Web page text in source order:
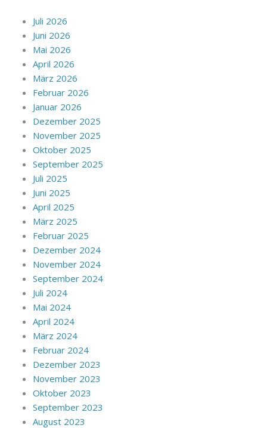
Juli 2026
Juni 2026
Mai 2026
April 2026
März 2026
Februar 2026
Januar 2026
Dezember 2025
November 2025
Oktober 2025
September 2025
Juli 2025
Juni 2025
April 2025
März 2025
Februar 2025
Dezember 2024
November 2024
September 2024
Juli 2024
Mai 2024
April 2024
März 2024
Februar 2024
Dezember 2023
November 2023
Oktober 2023
September 2023
August 2023